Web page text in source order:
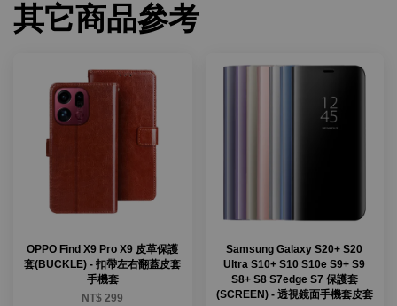
其它商品參考
OPPO Find X9 Pro X9 皮革保護
套(BUCKLE) - 扣帶左右翻蓋皮套
手機套
NT$ 299
Samsung Galaxy S20+ S20
Ultra S10+ S10 S10e S9+ S9
S8+ S8 S7edge S7 保護套
(SCREEN) - 透視鏡面手機套皮套